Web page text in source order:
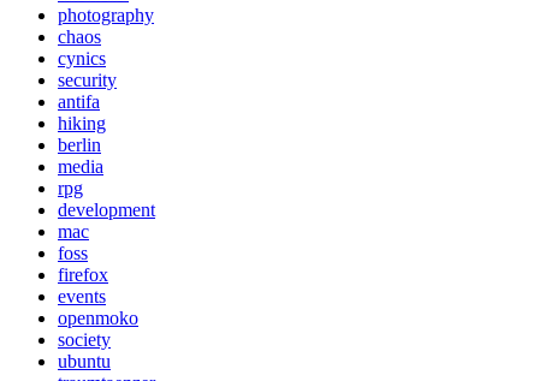
photography
chaos
cynics
security
antifa
hiking
berlin
media
rpg
development
mac
foss
firefox
events
openmoko
society
ubuntu